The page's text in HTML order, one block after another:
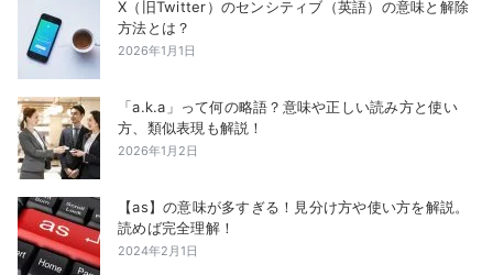
X（旧Twitter）のセンシティブ（英語）の意味と解除
方法とは？
2026年1月1日
「a.k.a」って何の略語？意味や正しい読み方と使い
方、類似表現も解説！
2026年1月2日
【as】の意味が多すぎる！見分け方や使い方を解説。
読めば完全理解！
2024年2月1日